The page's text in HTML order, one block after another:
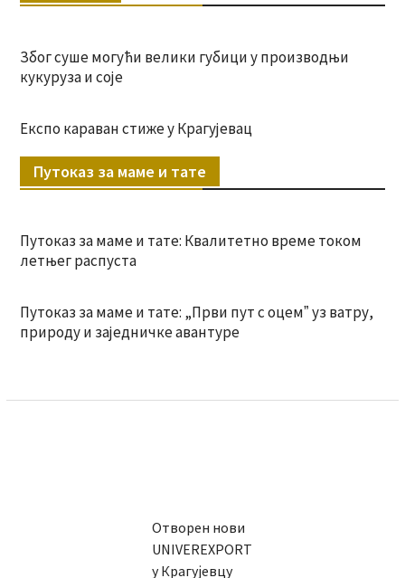
Због суше могући велики губици у производњи
кукуруза и соје
Експо караван стиже у Крагујевац
Путоказ за маме и тате
Путоказ за маме и тате: Квалитетно време током
летњег распуста
Путоказ за маме и тате: „Први пут с оцемˮ уз ватру,
природу и заједничке авантуре
Отворен нови
UNIVEREXPORT
у Крагујевцу